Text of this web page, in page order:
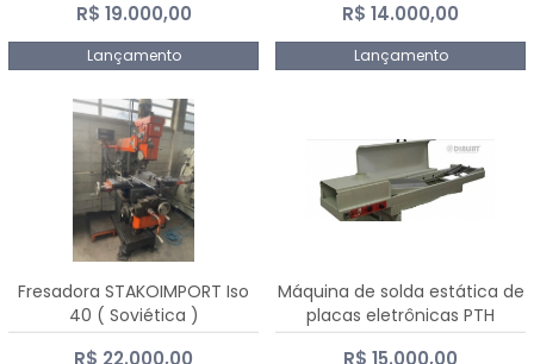
R$ 19.000,00
Lançamento
R$ 14.000,00
Lançamento
Fresadora STAKOIMPORT Iso
40 ( Soviética )
R$ 22.000,00
Máquina de solda estática de
placas eletrônicas PTH
DIALSAT
R$ 15.000,00